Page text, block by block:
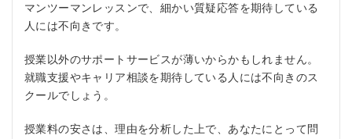
マンツーマンレッスンで、細かい質疑応答を期待している
人には不向きです。
授業以外のサポートサービスが薄いからかもしれません。
就職支援やキャリア相談を期待している人には不向きのス
クールでしょう。
授業料の安さは、理由を分析した上で、あなたにとって問